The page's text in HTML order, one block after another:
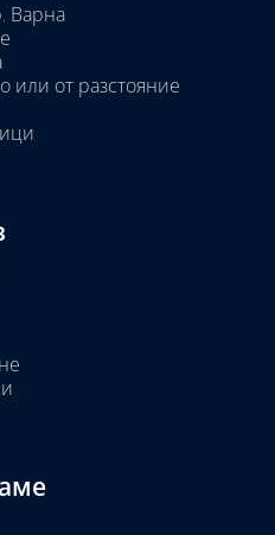
Варна
или от разстояние